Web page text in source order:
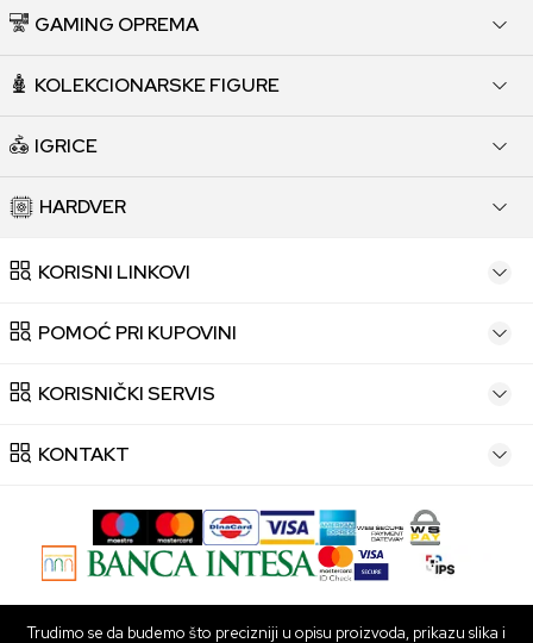
GAMING OPREMA
KOLEKCIONARSKE FIGURE
IGRICE
HARDVER
KORISNI LINKOVI
POMOĆ PRI KUPOVINI
KORISNIČKI SERVIS
KONTAKT
Trudimo se da budemo što precizniji u opisu proizvoda, prikazu slika i